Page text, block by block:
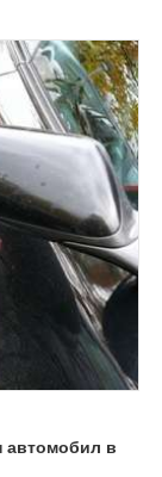
автомобил в